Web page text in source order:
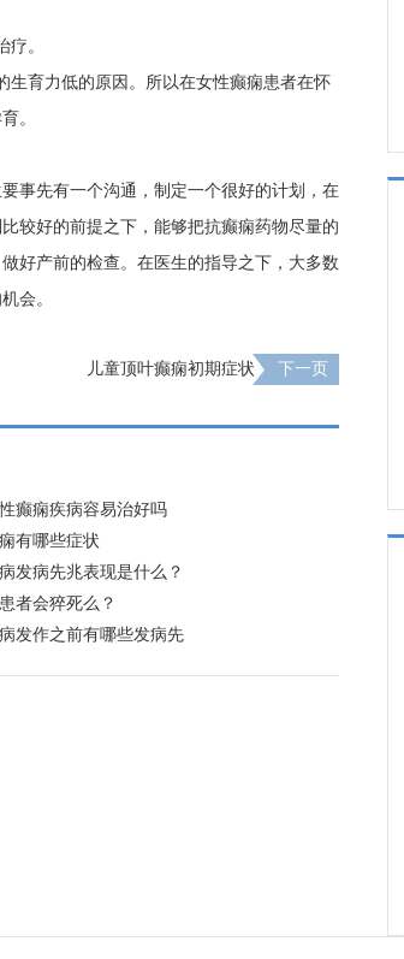
。
生育力低的原因。所以在女性癫痫患者在怀
。
事先有一个沟通，制定一个很好的计划，在
较好的前提之下，能够把抗癫痫药物尽量的
好产前的检查。在医生的指导之下，大多数
会。
儿童顶叶癫痫初期症状 下一页
癫痫疾病容易治好吗
有哪些症状
发病先兆表现是什么？
者会猝死么？
发作之前有哪些发病先